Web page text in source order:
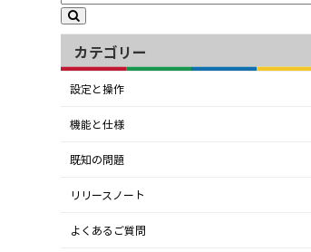
カテゴリー
設定と操作
機能と仕様
既知の問題
リリースノート
よくあるご質問